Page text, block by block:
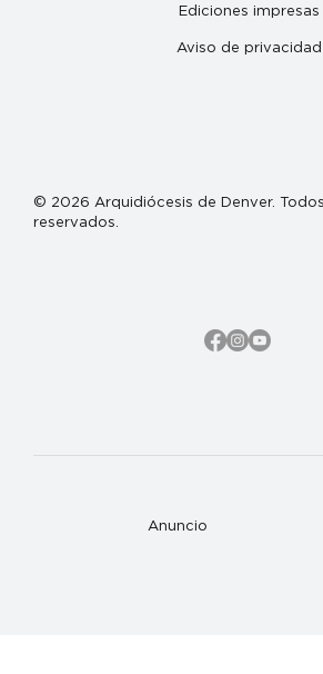
Anuncio
Ediciones impresas
Aviso de privacidad
© 2026 Arquidiócesis de Denver.
reservados.